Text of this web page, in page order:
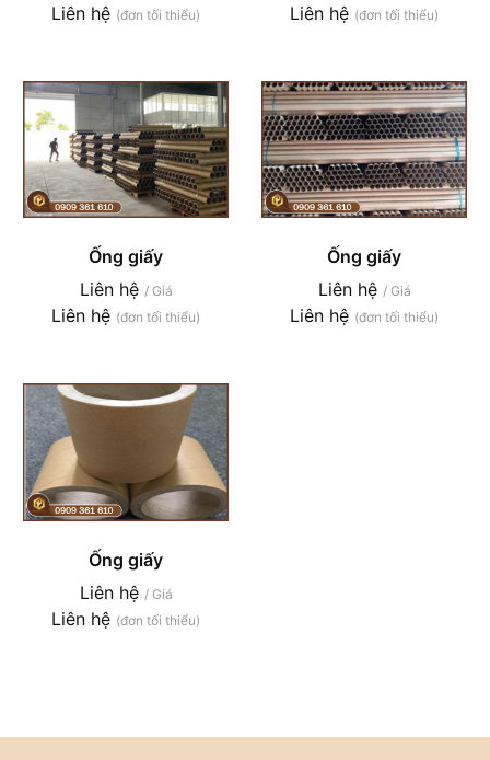
Liên hệ (đơn tối thiểu) Liên hệ (đơn tối thiểu)
Ống giấy
Liên hệ / Giá
Liên hệ (đơn tối thiểu)
Ống giấy
Liên hệ / Giá
Liên hệ (đơn tối thiểu)
Ống giấy
Liên hệ / Giá
Liên hệ (đơn tối thiểu)